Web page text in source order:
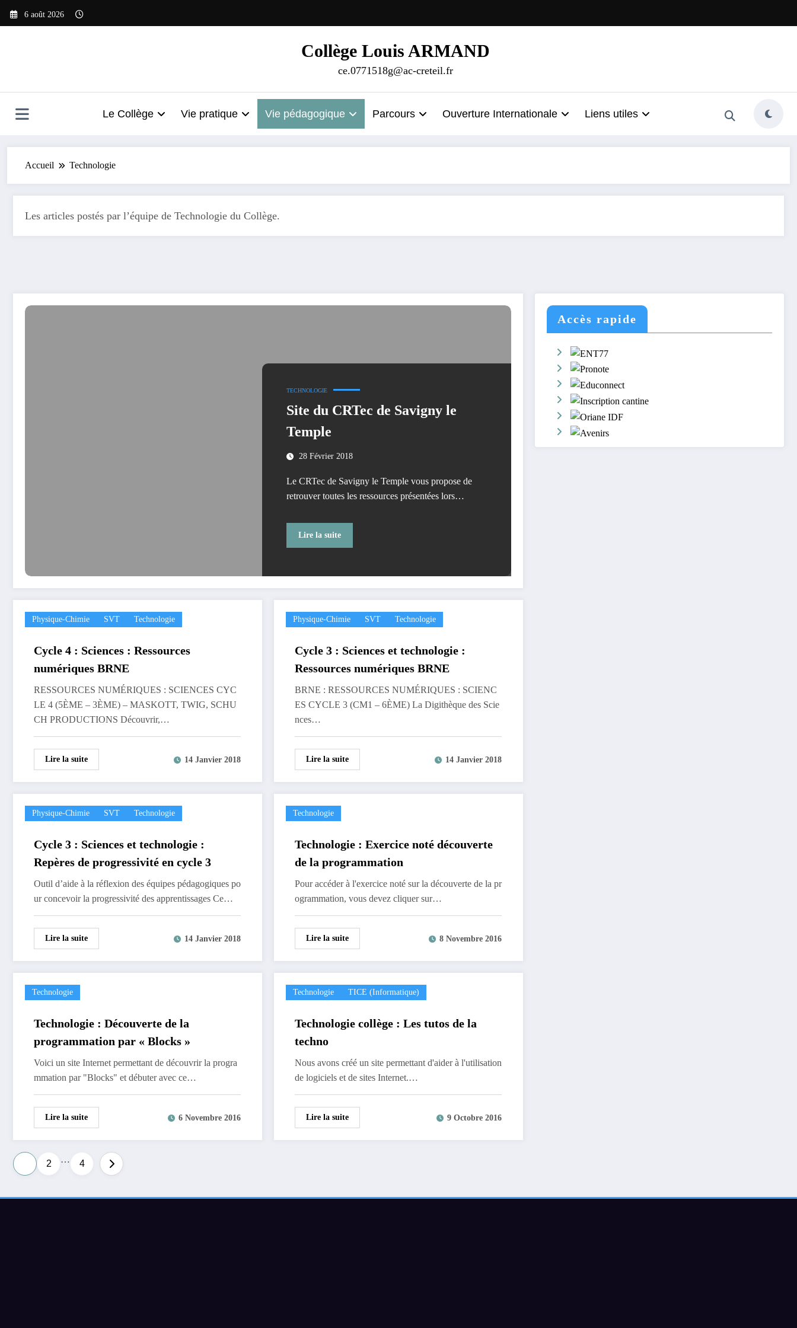
6 août 2026
Collège Louis ARMAND
ce.0771518g@ac-creteil.fr
Le Collège Vie pratique Vie pédagogique Parcours Ouverture Internationale Liens utiles
Accueil Technologie
Les articles postés par l’équipe de Technologie du Collège.
TECHNOLOGIE
Site du CRTec de Savigny le
Temple
28 Février 2018
Le CRTec de Savigny le Temple vous propose de
retrouver toutes les ressources présentées lors…
Lire la suite
Physique-Chimie SVT Technologie
Cycle 4 : Sciences : Ressources
numériques BRNE
RESSOURCES NUMÉRIQUES : SCIENCES CYC
LE 4 (5ÈME – 3ÈME) – MASKOTT, TWIG, SCHU
CH PRODUCTIONS Découvrir,…
Lire la suite 14 Janvier 2018
Physique-Chimie SVT Technologie
Cycle 3 : Sciences et technologie :
Ressources numériques BRNE
BRNE : RESSOURCES NUMÉRIQUES : SCIENC
ES CYCLE 3 (CM1 – 6ÈME) La Digithèque des Scie
nces…
Lire la suite 14 Janvier 2018
Physique-Chimie SVT Technologie
Cycle 3 : Sciences et technologie :
Repères de progressivité en cycle 3
Outil d’aide à la réflexion des équipes pédagogiques po
ur concevoir la progressivité des apprentissages Ce…
Lire la suite 14 Janvier 2018
Technologie
Technologie : Exercice noté découverte
de la programmation
Pour accéder à l'exercice noté sur la découverte de la pr
ogrammation, vous devez cliquer sur…
Lire la suite 8 Novembre 2016
Technologie
Technologie : Découverte de la
programmation par « Blocks »
Voici un site Internet permettant de découvrir la progra
mmation par "Blocks" et débuter avec ce…
Lire la suite 6 Novembre 2016
Technologie TICE (informatique)
Technologie collège : Les tutos de la
techno
Nous avons créé un site permettant d'aider à l'utilisation
de logiciels et de sites Internet.…
Lire la suite 9 Octobre 2016
Pagination
2 … 4
Accès rapide